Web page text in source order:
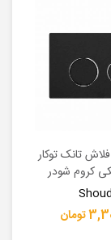
تانک توکار
کروم شودر